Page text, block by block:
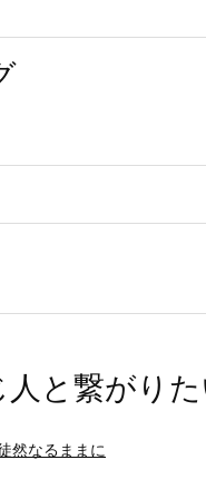
人と繋がり
然なるままに